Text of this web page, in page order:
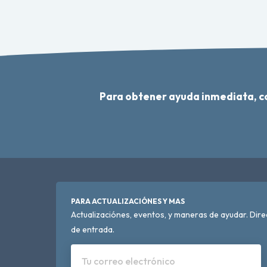
Para obtener ayuda inmediata,
PARA ACTUALIZACIÓNES Y MAS
Actualizaciónes, eventos, y maneras de ayudar.
de entrada.
Tu correo electrónico